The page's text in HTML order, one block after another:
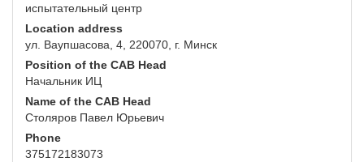
испытательный центр
Location address
ул. Ваупшасова, 4, 220070, г. Минск
Position of the CAB Head
Начальник ИЦ
Name of the CAB Head
Столяров Павел Юрьевич
Phone
375172183073